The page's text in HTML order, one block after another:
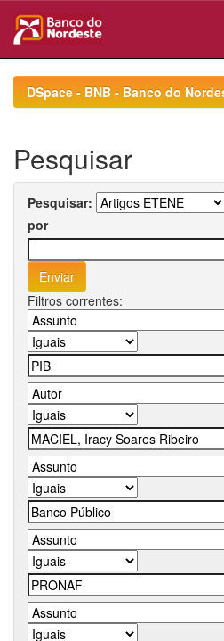
navigationDSpace - BNB - Banco do
Pesquisar
Pesquisar:
por
Filtros correntes: